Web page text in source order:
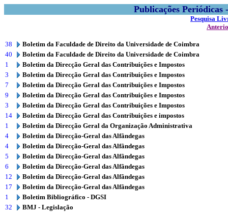
Publicações
Pesquisa
38
Boletim da Faculdade de Direito da Universidade de Coimbra
40
Boletim da Faculdade de Direito da Universidade de Coimbra
1
Boletim da Direcção Geral das Contribuições e Impostos
3
Boletim da Direcção Geral das Contribuições e Impostos
7
Boletim da Direcção Geral das Contribuições e Impostos
9
Boletim da Direcção Geral das Contribuições e Impostos
3
Boletim da Direcção Geral das Contribuições e Impostos
14
Boletim da Direcção Geral das Contribuições e impostos
1
Boletim da Direcção Geral da Organização Administrativa
4
Boletim da Direcção-Geral das Alfândegas
4
Boletim da Direcção-Geral das Alfândegas
5
Boletim da Direcção-Geral das Alfândegas
6
Boletim da Direcção-Geral das Alfândegas
12
Boletim da Direcção-Geral das Alfândegas
17
Boletim da Direcção-Geral das Alfândegas
1
Boletim Bibliográfico - DGSI
32
BMJ - Legislação